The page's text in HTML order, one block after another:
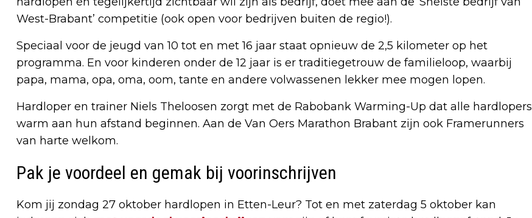
West-Brabant’ competitie (ook open voor bedrijven buiten de regio!).
Speciaal voor de jeugd van 10 tot en met 16 jaar staat opnieuw de 2,5 kilometer op het
programma. En voor kinderen onder de 12 jaar is er traditiegetrouw de familieloop, waarbij
papa, mama, opa, oma, oom, tante en andere volwassenen lekker mee mogen lopen.
Hardloper en trainer Niels Theloosen zorgt met de Rabobank Warming-Up dat alle hardlopers
warm aan hun afstand beginnen. Aan de Van Oers Marathon Brabant zijn ook Framerunners
van harte welkom.
Pak je voordeel en gemak bij voorinschrijven
Kom jij zondag 27 oktober hardlopen in Etten-Leur? Tot en met zaterdag 5 oktober kan